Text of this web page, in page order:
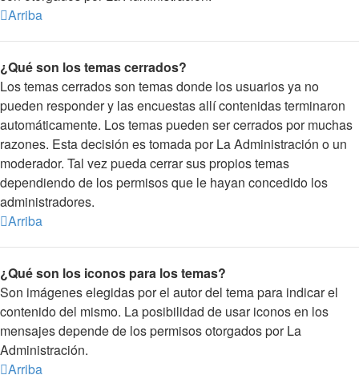
Arriba
¿Qué son los temas cerrados?
Los temas cerrados son temas donde los usuarios ya no
pueden responder y las encuestas allí contenidas terminaron
automáticamente. Los temas pueden ser cerrados por muchas
razones. Esta decisión es tomada por La Administración o un
moderador. Tal vez pueda cerrar sus propios temas
dependiendo de los permisos que le hayan concedido los
administradores.
Arriba
¿Qué son los iconos para los temas?
Son imágenes elegidas por el autor del tema para indicar el
contenido del mismo. La posibilidad de usar iconos en los
mensajes depende de los permisos otorgados por La
Administración.
Arriba